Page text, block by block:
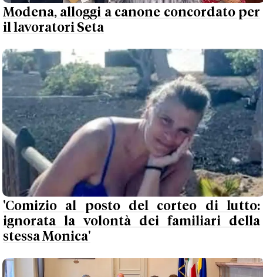
Modena, alloggi a canone concordato per
il lavoratori Seta
'Comizio al posto del corteo di lutto:
ignorata la volontà dei familiari della
stessa Monica'